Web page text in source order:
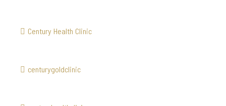
Century Health Clinic
centurygoldclinic